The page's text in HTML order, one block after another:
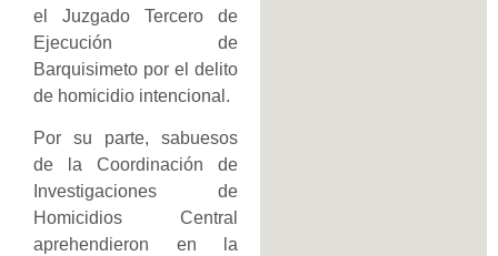
el Juzgado Tercero de
Ejecución de
Barquisimeto por el delito
de homicidio intencional.
Por su parte, sabuesos
de la Coordinación de
Investigaciones de
Homicidios Central
aprehendieron en la